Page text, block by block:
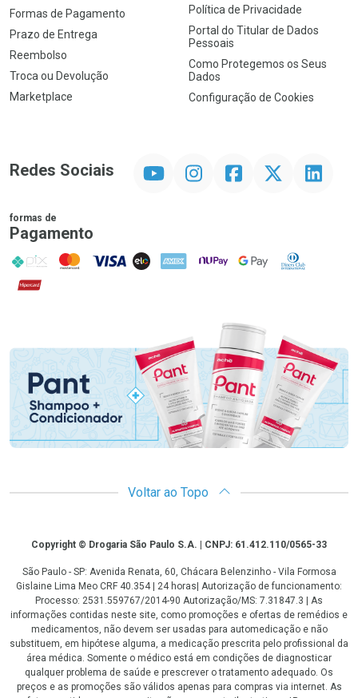
Formas de Pagamento
Prazo de Entrega
Reembolso
Troca ou Devolução
Marketplace
Política de Privacidade
Portal do Titular de Dados
Pessoais
Como Protegemos os Seus
Dados
Configuração de Cookies
Redes Sociais InstagramFacebook Linkedin
formas de
Pagamento
PIX MasterCard
VISA ELO AMEX NuPay Google PayDiners Club
Hipercard
Promoção em Destaque
Voltar ao Topo
CopyrightCopyright © Drogaria São Paulo S.A. | CNPJ: 61.412.110/0565-33
São Paulo - SP: Avenida Renata, 60, Chácara Belenzinho - Vila Formosa
Gislaine Lima Meo CRF 40.354 | 24 horas| Autorização de funcionamento:
Processo: 2531.559767/2014-90 Autorização/MS: 7.31847.3 | As
informações contidas neste site, como promoções e ofertas de remédios e
medicamentos, não devem ser usadas para automedicação e não
substituem, em hipótese alguma, a medicação prescrita pelo profissional da
área médica. Somente o médico está em condições de diagnosticar
qualquer problema de saúde e prescrever o tratamento adequado. Os
preços e as promoções são válidos apenas para compras via internet. As